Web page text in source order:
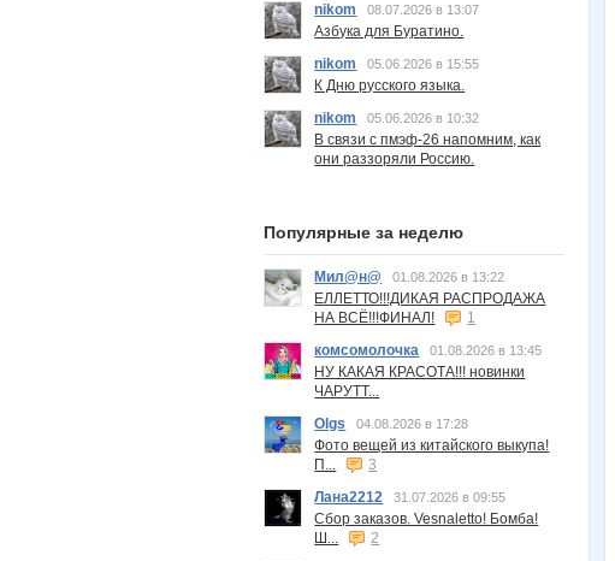
nikom
08.07.2026 в 13:07
Азбука для Буратино.
nikom
05.06.2026 в 15:55
К Дню русского языка.
nikom
05.06.2026 в 10:32
В связи с пмэф-26 напомним, как
они раззоряли Россию.
Популярные за неделю
Мил@н@ 01.08.2026 в 13:22
ЕЛЛЕТТО!!!ДИКАЯ РАСПРОДАЖА
НА ВСЁ!!!ФИНАЛ!
1
комсомолочка
01.08.2026 в 13:45
НУ КАКАЯ КРАСОТА!!! новинки
ЧАРУТТ...
Olgs
04.08.2026 в 17:28
Фото вещей из китайского выкупа!
П...
3
Лана2212
31.07.2026 в 09:55
Сбор заказов. Vesnaletto! Бомба!
Ш...
2